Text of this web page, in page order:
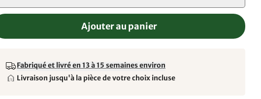
Ajouter au panier
Fabriqué et livré en 13 à 15 semaines environ
Livraison jusqu'à la pièce de votre choix incluse